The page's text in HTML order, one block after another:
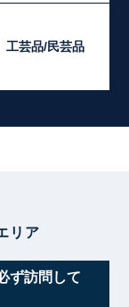
工芸品/民芸品
リア
ず訪問して